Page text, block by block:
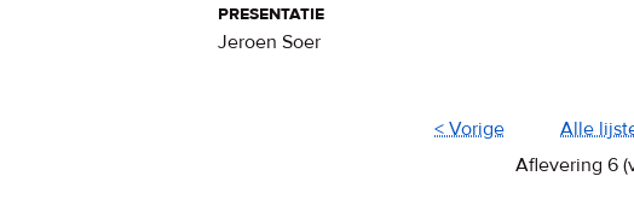
presentatie
Jeroen Soer
< Vorige Alle
Aflevering 6